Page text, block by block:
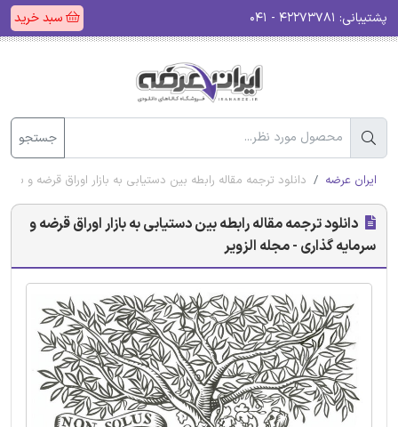
پشتیبانی: سبد خرید
جستجو
ایران عرضه دانلود ترجمه مقاله رابطه بین دستیابی به بازار اوراق قرضه و
دانلود ترجمه مقاله رابطه بین دستیابی به بازار اوراق قرضه و
سرمایه گذاری - مجله الزویر